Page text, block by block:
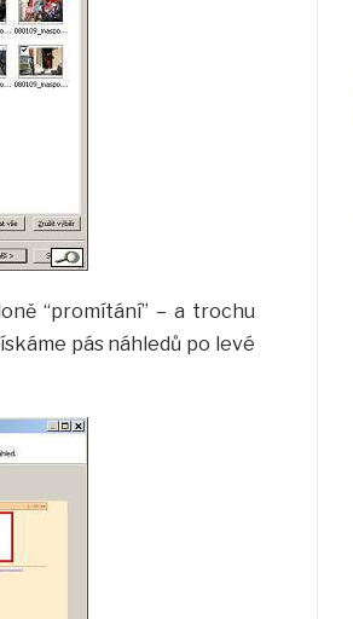
“promítání” – a trochu
pás náhledů po levé